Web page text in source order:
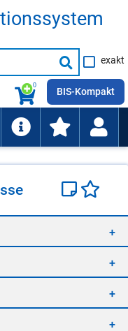
Suche
starten
exakt
0
BIS-Kompakt